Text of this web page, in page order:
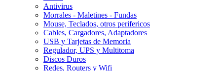
Antivirus
Morrales - Maletines - Fundas
Mouse, Teclados, otros perifericos
Cables, Cargadores, Adaptadores
USB y Tarjetas de Memoria
Regulador, UPS y Multitoma
Discos Duros
Redes, Routers y Wifi